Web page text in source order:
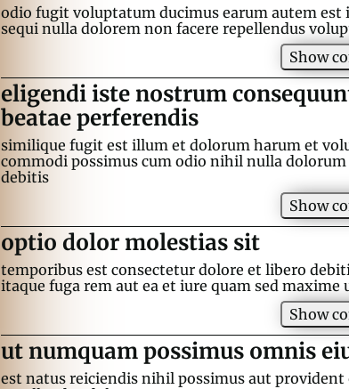
odio fugit voluptatum ducimus earum autem
sequi nulla dolorem non facere repellendus
Show
eligendi iste nostrum
beatae perferendis
similique fugit est illum et dolorum harum et
commodi possimus cum odio nihil nulla
debitis
Show
optio dolor molestias sit
temporibus est consectetur dolore et libero
itaque fuga rem aut ea et iure quam sed maxime
Show
ut numquam possimus omnis
est natus reiciendis nihil possimus aut